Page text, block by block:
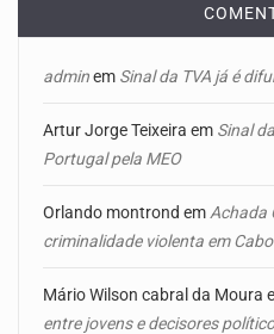
adminem Sinal da TVA já é
Artur Jorge Teixeira em Sinal
Portugal pela MEO
Orlando montrond em Achada
criminalidade violenta em
Mário Wilson cabral da Moura
entre jovens e decisores